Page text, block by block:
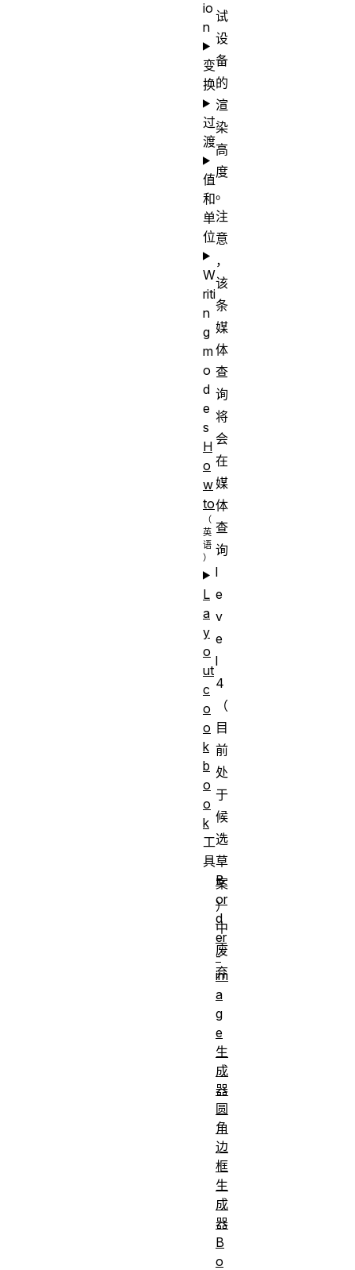
试
设
备
的
渲
染
高
度
。
注
意
，
该
条
媒
体
查
询
将
会
在
媒
体
查
询
l
e
v
e
l
4
（
目
前
处
于
候
选
草
案
）
中
废
弃
io
n
变
换
过
渡
值
和
单
位
W
riti
n
g
m
o
d
e
s
H
o
w
to
L
a
y
o
ut
c
o
o
k
b
o
o
k
工
具
B
or
d
er
-
im
a
g
e
生
成
器
圆
角
边
框
生
成
器
B
o